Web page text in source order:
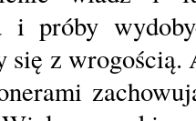
i próby
się z